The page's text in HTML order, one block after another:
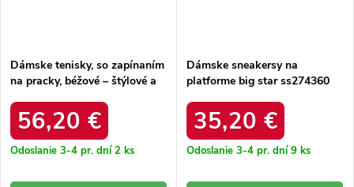
Dámske tenisky, so zapínaním
na pracky, béžové – štýlové a
LIGHT BEIGE
56,20 €
Odoslanie 3-4 pr. dní2 ks
Dámske sneakersy na
platforme big star ss274360
35,20 €
Odoslanie 3-4 pr. dní9 ks